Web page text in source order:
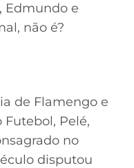
Edmundo e
não é?
de Flamengo e
Futebol, Pelé,
no
disputou